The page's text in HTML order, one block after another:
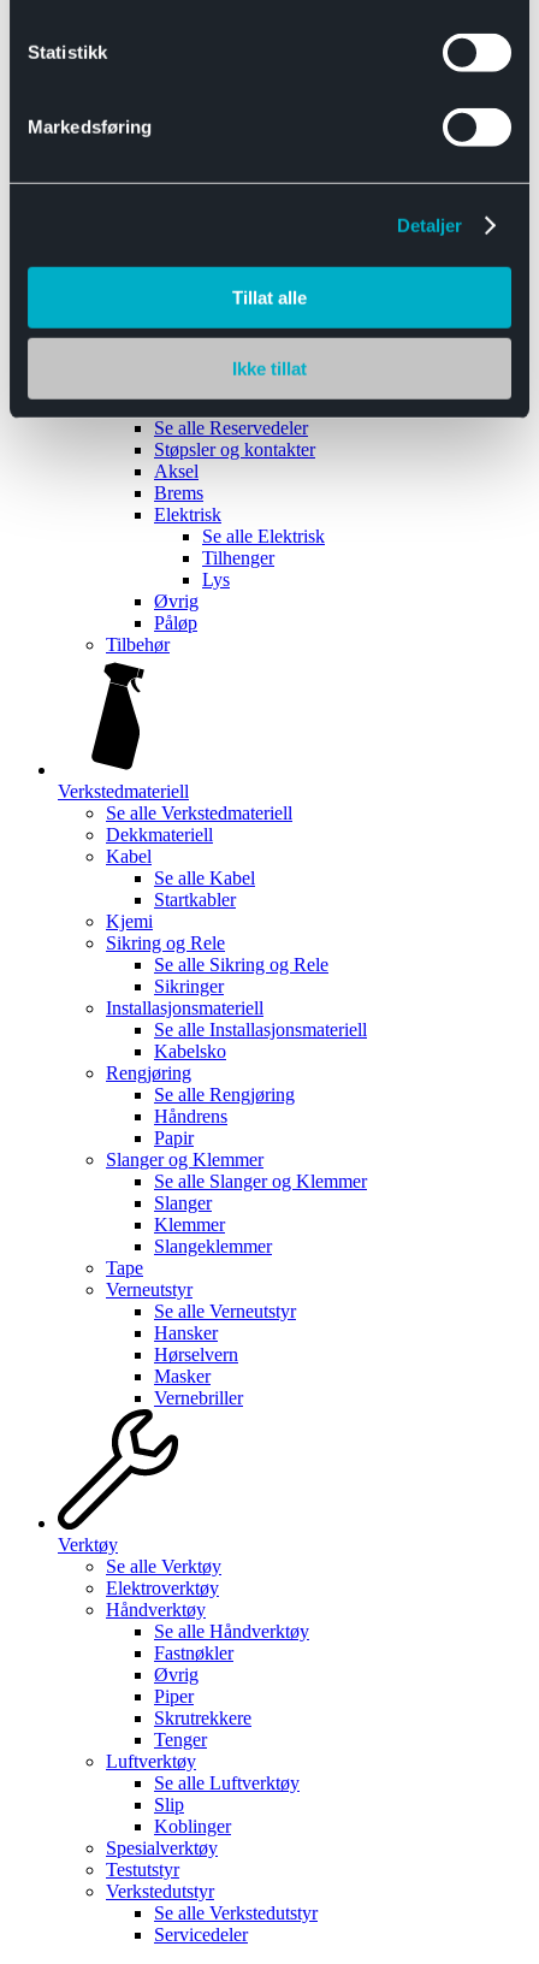
Statistikk
Markedsføring
Detaljer
Tillat alle
Ikke tillat
Båthengere
Reservedeler
Se alle Reservedeler
Støpsler og kontakter
Aksel
Brems
Elektrisk
Se alle Elektrisk
Tilhenger
Lys
Øvrig
Påløp
Tilbehør
Verkstedmateriell
Se alle Verkstedmateriell
Dekkmateriell
Kabel
Se alle Kabel
Startkabler
Kjemi
Sikring og Rele
Se alle Sikring og Rele
Sikringer
Installasjonsmateriell
Se alle Installasjonsmateriell
Kabelsko
Rengjøring
Se alle Rengjøring
Håndrens
Papir
Slanger og Klemmer
Se alle Slanger og Klemmer
Slanger
Klemmer
Slangeklemmer
Tape
Verneutstyr
Se alle Verneutstyr
Hansker
Hørselvern
Masker
Vernebriller
Verktøy
Se alle Verktøy
Elektroverktøy
Håndverktøy
Se alle Håndverktøy
Fastnøkler
Øvrig
Piper
Skrutrekkere
Tenger
Luftverktøy
Se alle Luftverktøy
Slip
Koblinger
Spesialverktøy
Testutstyr
Verkstedutstyr
Se alle Verkstedutstyr
Servicedeler